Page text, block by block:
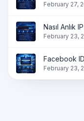
February 27,
Nasıl Anlık
February 23,
February 23,